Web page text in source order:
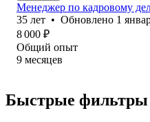
Менеджер по кадровому
35 лет • Обновлено 1
8 000 ₽
Общий опыт
9 месяцев
Быстрые фильтры